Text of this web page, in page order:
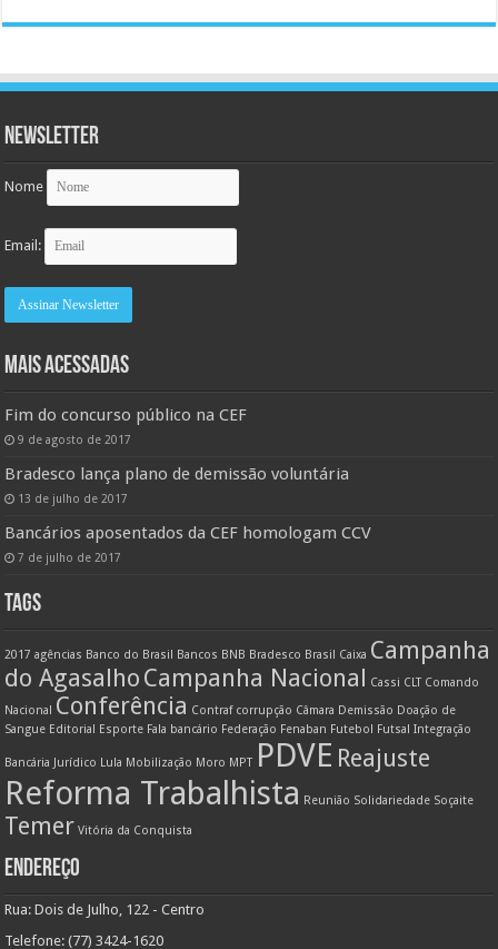
Newsletter
Nome
Email:
MAIS ACESSADAS
Fim do concurso público na CEF
9 de agosto de 2017
Bradesco lança plano de demissão voluntária
13 de julho de 2017
Bancários aposentados da CEF homologam CCV
7 de julho de 2017
TAGS
2017 agências Banco do Brasil Bancos BNB Bradesco Brasil Caixa Campanha
do Agasalho Campanha Nacional Cassi CLT Comando
Nacional
Conferência Contraf corrupção Câmara Demissão Doação de
Sangue Editorial Esporte Fala bancário Federação Fenaban Futebol Futsal Integração
Bancária Jurídico Lula Mobilização Moro MPT PDVE Reajuste
Reforma Trabalhista Reunião Solidariedade Soçaite
Temer Vitória da Conquista
ENDEREÇO
Rua: Dois de Julho, 122 - Centro
Telefone: (77) 3424-1620